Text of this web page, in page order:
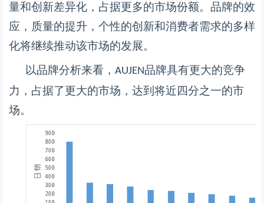
量和创新差异化，占据更多的市场份额。品牌的效
应，质量的提升，个性的创新和消费者需求的多样
化将继续推动该市场的发展。
以品牌分析来看， AUJEN品牌具有更大的竞争
力，占据了更大的市场，达到将近四分之一的市
场。